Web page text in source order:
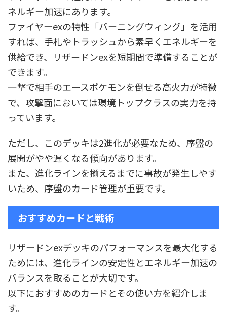
ネルギー加速にあります。
ファイヤーexの特性「バーニングウィング」を活用
すれば、手札やトラッシュから素早くエネルギーを
供給でき、リザードンexを短期間で準備することが
できます。
一撃で相手のエースポケモンを倒せる高火力が特徴
で、攻撃面においては環境トップクラスの実力を持
っています。
ただし、このデッキは2進化が必要なため、序盤の
展開がやや遅くなる傾向があります。
また、進化ラインを揃えるまでに事故が発生しやす
いため、序盤のカード管理が重要です。
おすすめカードと戦術
リザードンexデッキのパフォーマンスを最大化する
ためには、進化ラインの安定性とエネルギー加速の
バランスを取ることが大切です。
以下におすすめのカードとその使い方を紹介しま
す。